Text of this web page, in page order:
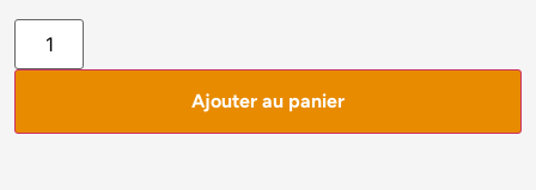
Ajouter au panier